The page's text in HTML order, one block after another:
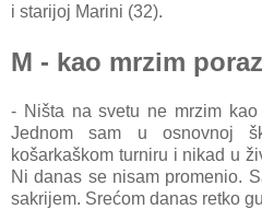
i starijoj Marini (32).
M - kao mrzim
- Ništa na svetu ne mrzim
Jednom sam u osnovnoj
košarkaškom turniru i nikad u
Ni danas se nisam promenio.
sakrijem. Srećom danas retko